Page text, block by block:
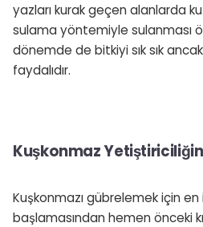
yazları kurak geçen alanlarda
sulama yöntemiyle sulanması
dönemde de bitkiyi sık sık
faydalıdır.
Kuşkonmaz
Kuşkonmazı gübrelemek için
başlamasından hemen önceki